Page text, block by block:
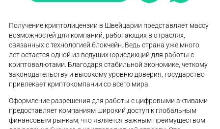
Получение криптолицензии в Швейцарии представляет массу
возможностей для компаний, работающих в отраслях,
связанных с технологией блокчейн. Ведь страна уже много
лет остается одной из ведущих юрисдикций для работы с
криптовалютами. Благодаря стабильной экономике, четкому
законодательству и высокому уровню доверия, государство
привлекает криптокомпании со всего мира.
Оформление разрешения для работы с цифровыми активами
предоставляет компаниям широкий доступ к глобальным
финансовым рынкам, что является важным преимуществом